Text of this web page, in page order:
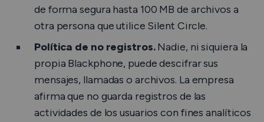
de forma segura hasta 100 MB de archivos a
otra persona que utilice Silent Circle.
Política de no registros.Nadie, ni siquiera la
propia Blackphone, puede descifrar sus
mensajes, llamadas o archivos. La empresa
afirma que no guarda registros de las
actividades de los usuarios con fines analíticos